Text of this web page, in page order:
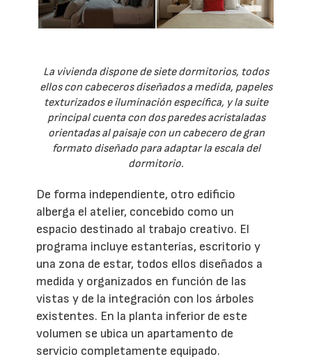
La vivienda dispone de siete dormitorios, todos
ellos con cabeceros diseñados a medida, papeles
texturizados e iluminación específica, y la suite
principal cuenta con dos paredes acristaladas
orientadas al paisaje con un cabecero de gran
formato diseñado para adaptar la escala del
dormitorio.
De forma independiente, otro edificio
alberga el atelier, concebido como un
espacio destinado al trabajo creativo. El
programa incluye estanterías, escritorio y
una zona de estar, todos ellos diseñados a
medida y organizados en función de las
vistas y de la integración con los árboles
existentes. En la planta inferior de este
volumen se ubica un apartamento de
servicio completamente equipado.